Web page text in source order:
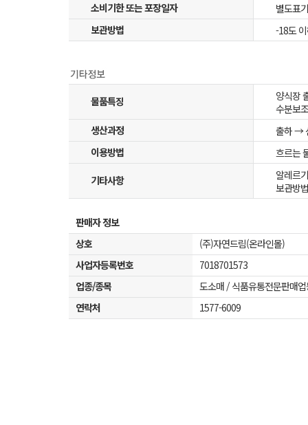
소비기한 또는 포장일자
별도표
보관방법
-18도
물품특징
양식장
수분보
생산과정
출하 →
이용방법
흐르는
기타사항
알레르
보관방
판매자 정보
상호
(주)자연드림(온라인몰)
사업자등록번호
7018701573
업종/종목
도소매 / 식품유통전문판매
연락처
1577-6009